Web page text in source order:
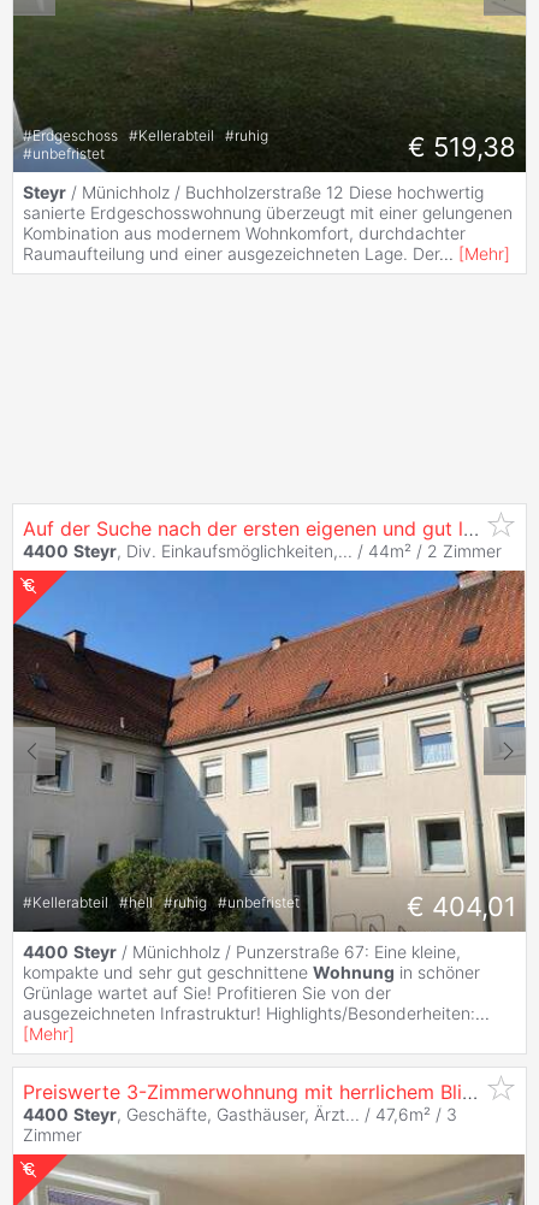
#Erdgeschoss #Kellerabteil #ruhig
#unbefristet € 519,38
Steyr / Münichholz / Buchholzerstraße 12 Diese hochwertig
sanierte Erdgeschosswohnung überzeugt mit einer gelungenen
Kombination aus modernem Wohnkomfort, durchdachter
Raumaufteilung und einer ausgezeichneten Lage. Der... [Mehr]
Auf der Suche nach der ersten eigenen und gut leistbaren
4400 Steyr, Div. Einkaufsmöglichkeiten,... / 44m² / 2 Zimmer
#Kellerabteil #hell #ruhig #unbefristet € 404,01
4400 Steyr / Münichholz / Punzerstraße 67: Eine kleine,
kompakte und sehr gut geschnittene Wohnung in schöner
Grünlage wartet auf Sie! Profitieren Sie von der
ausgezeichneten Infrastruktur! Highlights/Besonderheiten:...
[Mehr]
Preiswerte 3-Zimmerwohnung mit herrlichem Blick ins Grüne und flexibler Raumaufteilung! Genießen Sie die Ruhe und Idylle eines kleinen Mehrparteien...
4400 Steyr, Geschäfte, Gasthäuser, Ärzt... / 47,6m² / 3
Zimmer